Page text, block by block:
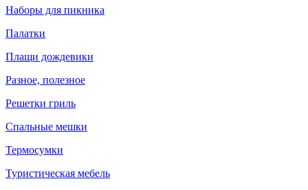
Наборы для пикника
Палатки
Плащи дождевики
Разное, полезное
Решетки гриль
Спальные мешки
Термосумки
Туристическая мебель